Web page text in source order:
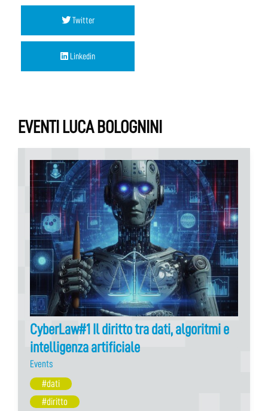
Twitter
Linkedin
EVENTI LUCA BOLOGNINI
CyberLaw#1 Il diritto tra dati, algoritmi e
intelligenza artificiale
Events
#dati
#diritto